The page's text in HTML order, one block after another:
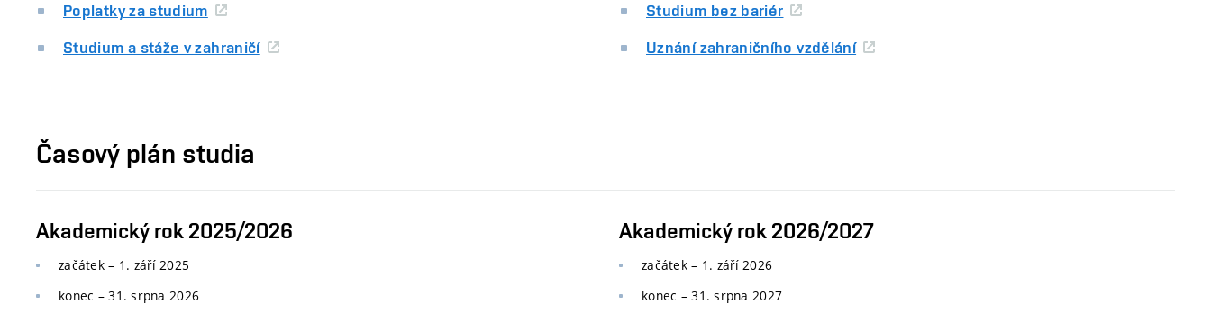
Poplatky za studium
Studium a stáže v zahraničí
Studium bez bariér
Uznání zahraničního vzdělání
Časový plán studia
Akademický rok 2025/2026
začátek – 1. září 2025
konec –31. srpna 2026
Akademický rok 2026/2027
začátek – 1. září 2026
konec –31. srpna 2027